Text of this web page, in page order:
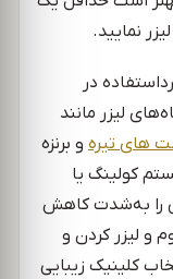
نمایید.
در
لیزر مانند
های تیرهو برنزه
کولینگ یا
را به‌شدت کاهش
و لیزر کردن و
کلینیک زیبایی